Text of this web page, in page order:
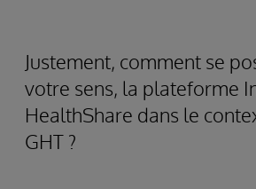
Justement, comment se
votre sens, la plateforme
HealthShare dans le
GHT ?